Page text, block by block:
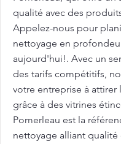
qualité avec des
Appelez-nous pour
nettoyage en
aujourd'hui!. Avec un
des tarifs compétitifs,
votre entreprise à attirer
grâce à des vitrines
Pomerleau est la
nettoyage alliant qualité